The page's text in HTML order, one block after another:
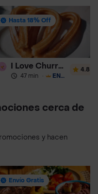
Hasta 18% Off
I Love Churros 95
47 min · ENVÍO GRATIS
4.8
cerca de
y hacen
Envío Gratis